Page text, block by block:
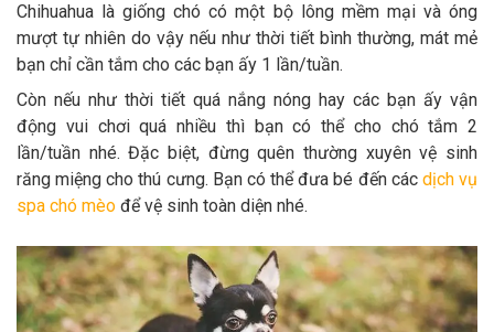
Chihuahua là giống chó có một bộ lông mềm mại và óng
mượt tự nhiên do vậy nếu như thời tiết bình thường, mát mẻ
bạn chỉ cần tắm cho các bạn ấy 1 lần/tuần.
Còn nếu như thời tiết quá nắng nóng hay các bạn ấy vận
động vui chơi quá nhiều thì bạn có thể cho chó tắm 2
lần/tuần nhé. Đặc biệt, đừng quên thường xuyên vệ sinh
răng miệng cho thú cưng. Bạn có thể đưa bé đến các dịch vụ
spa chó mèo để vệ sinh toàn diện nhé.